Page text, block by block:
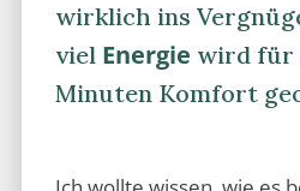
wirklich ins
viel Energie wird für
Minuten Komfort